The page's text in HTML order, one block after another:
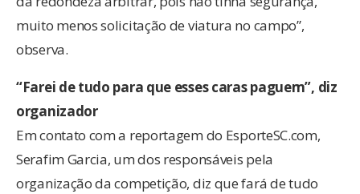
muito menos solicitação de viatura no campo”,
observa.
“Farei de tudo para que esses caras paguem”, diz
organizador
Em contato com a reportagem do EsporteSC.com,
Serafim Garcia, um dos responsáveis pela
organização da competição, diz que fará de tudo